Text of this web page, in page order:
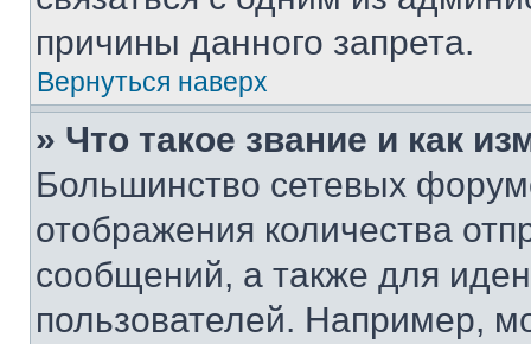
причины данного запрета.
Вернуться наверх
» Что такое звание и как
Большинство сетевых
отображения количества
сообщений, а также для
пользователей. Например,